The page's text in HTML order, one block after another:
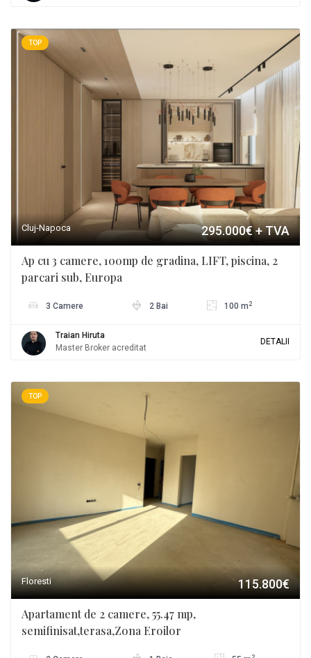
TOP
Cluj-Napoca 295.000€+ TVA
Ap cu 3 camere, 100mp de gradina, LIFT, piscina, 2
parcari sub, Europa
3 Camere 2 Bai 100 m 2
Traian Hiruta
Master Broker acreditat
DETALII
TOP
Floresti 115.800€
Apartament de 2 camere, 55.47 mp,
semifinisat,terasa,Zona Eroilor